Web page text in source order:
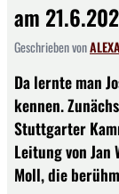
am
Geschrieben von
Da lernte man
kennen.
Stuttgarter
Leitung von
Moll, die